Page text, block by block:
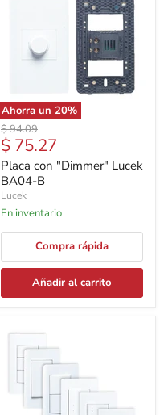
Ahorra un 20%
Precio
original
$ 94.09
Precio
actual
$ 75.27
Placa con "Dimmer" Lucek
BA04-B
Lucek
En inventario
Compra rápida
Añadir al carrito